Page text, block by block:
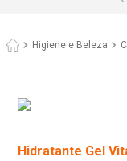
Higiene e Beleza
Hidratante Gel